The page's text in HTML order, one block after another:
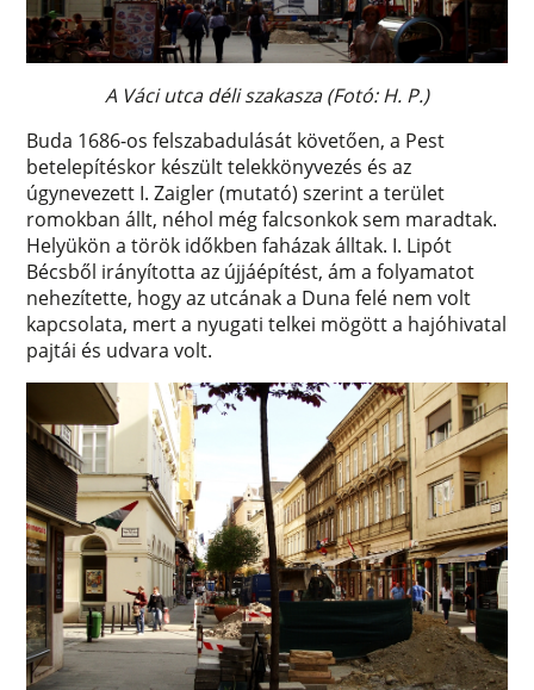
A Váci utca déli szakasza (Fotó: H. P.)
Buda 1686-os felszabadulását követően, a Pest
betelepítéskor készült telekkönyvezés és az
úgynevezett I. Zaigler (mutató) szerint a terület
romokban állt, néhol még falcsonkok sem maradtak.
Helyükön a török időkben faházak álltak. I. Lipót
Bécsből irányította az újjáépítést, ám a folyamatot
nehezítette, hogy az utcának a Duna felé nem volt
kapcsolata, mert a nyugati telkei mögött a hajóhivatal
pajtái és udvara volt.